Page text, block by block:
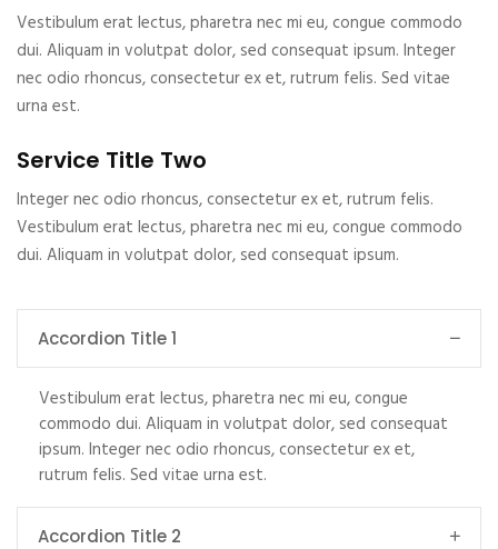
Vestibulum erat lectus, pharetra nec mi eu, congue commodo
dui. Aliquam in volutpat dolor, sed consequat ipsum. Integer
nec odio rhoncus, consectetur ex et, rutrum felis. Sed vitae
urna est.
Service Title Two
Integer nec odio rhoncus, consectetur ex et, rutrum felis.
Vestibulum erat lectus, pharetra nec mi eu, congue commodo
dui. Aliquam in volutpat dolor, sed consequat ipsum.
Accordion Title 1
Vestibulum erat lectus, pharetra nec mi eu, congue
commodo dui. Aliquam in volutpat dolor, sed consequat
ipsum. Integer nec odio rhoncus, consectetur ex et,
rutrum felis. Sed vitae urna est.
Accordion Title 2